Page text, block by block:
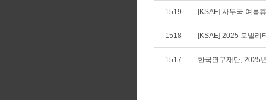
1519 [KSAE] 사무국 여름
1518 [KSAE] 2025 모빌리
1517 한국연구재단, 2025